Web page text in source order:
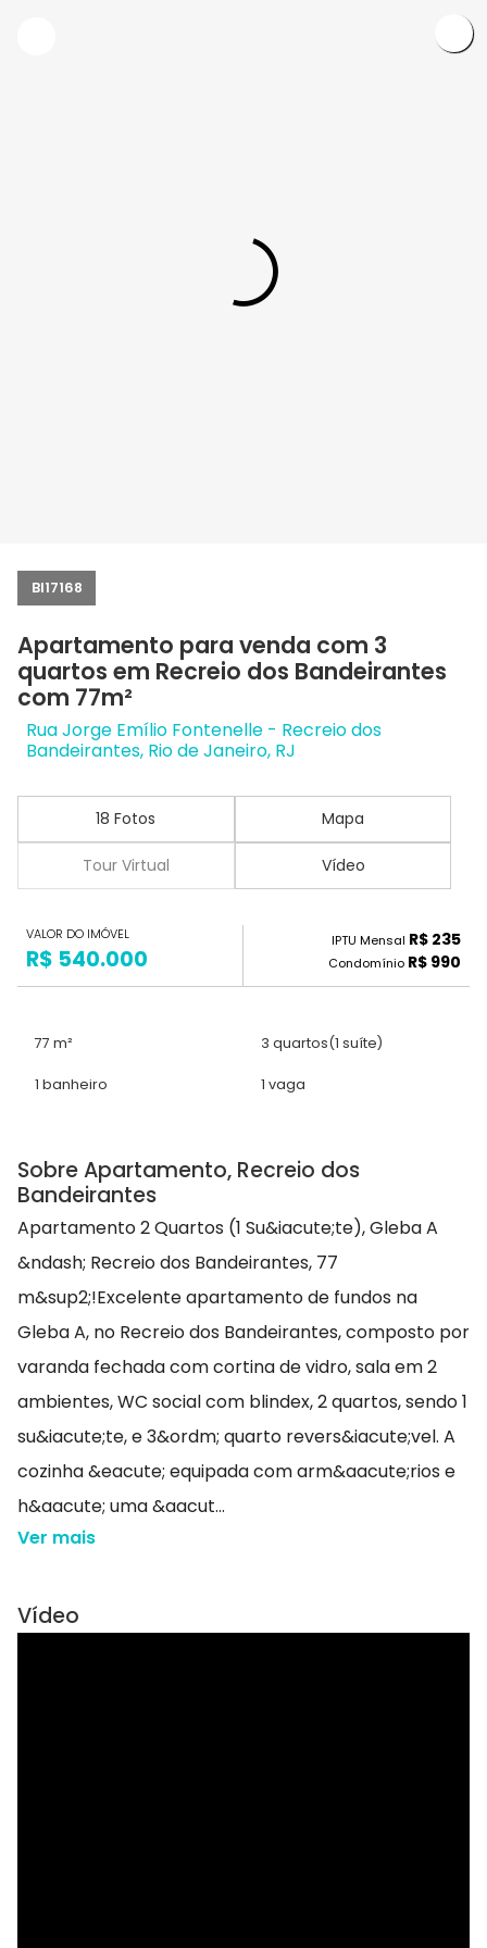
BI17168
Apartamento para venda com 3
quartos em Recreio dos Bandeirantes
com 77m²
Rua Jorge Emílio Fontenelle - Recreio dos
Bandeirantes, Rio de Janeiro, RJ
18 Fotos Mapa
Tour Virtual Vídeo
VALOR DO IMÓVEL
R$ 540.000
IPTU Mensal R$ 235
Condomínio R$ 990
77 m² 3 quartos(1 suíte)
1 banheiro 1 vaga
Sobre Apartamento, Recreio dos
Bandeirantes
Apartamento 2 Quartos (1 Su&iacute;te), Gleba A
&ndash; Recreio dos Bandeirantes, 77
m&sup2;!Excelente apartamento de fundos na
Gleba A, no Recreio dos Bandeirantes, composto por
varanda fechada com cortina de vidro, sala em 2
ambientes, WC social com blindex, 2 quartos, sendo 1
su&iacute;te, e 3&ordm; quarto revers&iacute;vel. A
cozinha &eacute; equipada com arm&aacute;rios e
h&aacute; uma &aacut...
Ver mais
Vídeo